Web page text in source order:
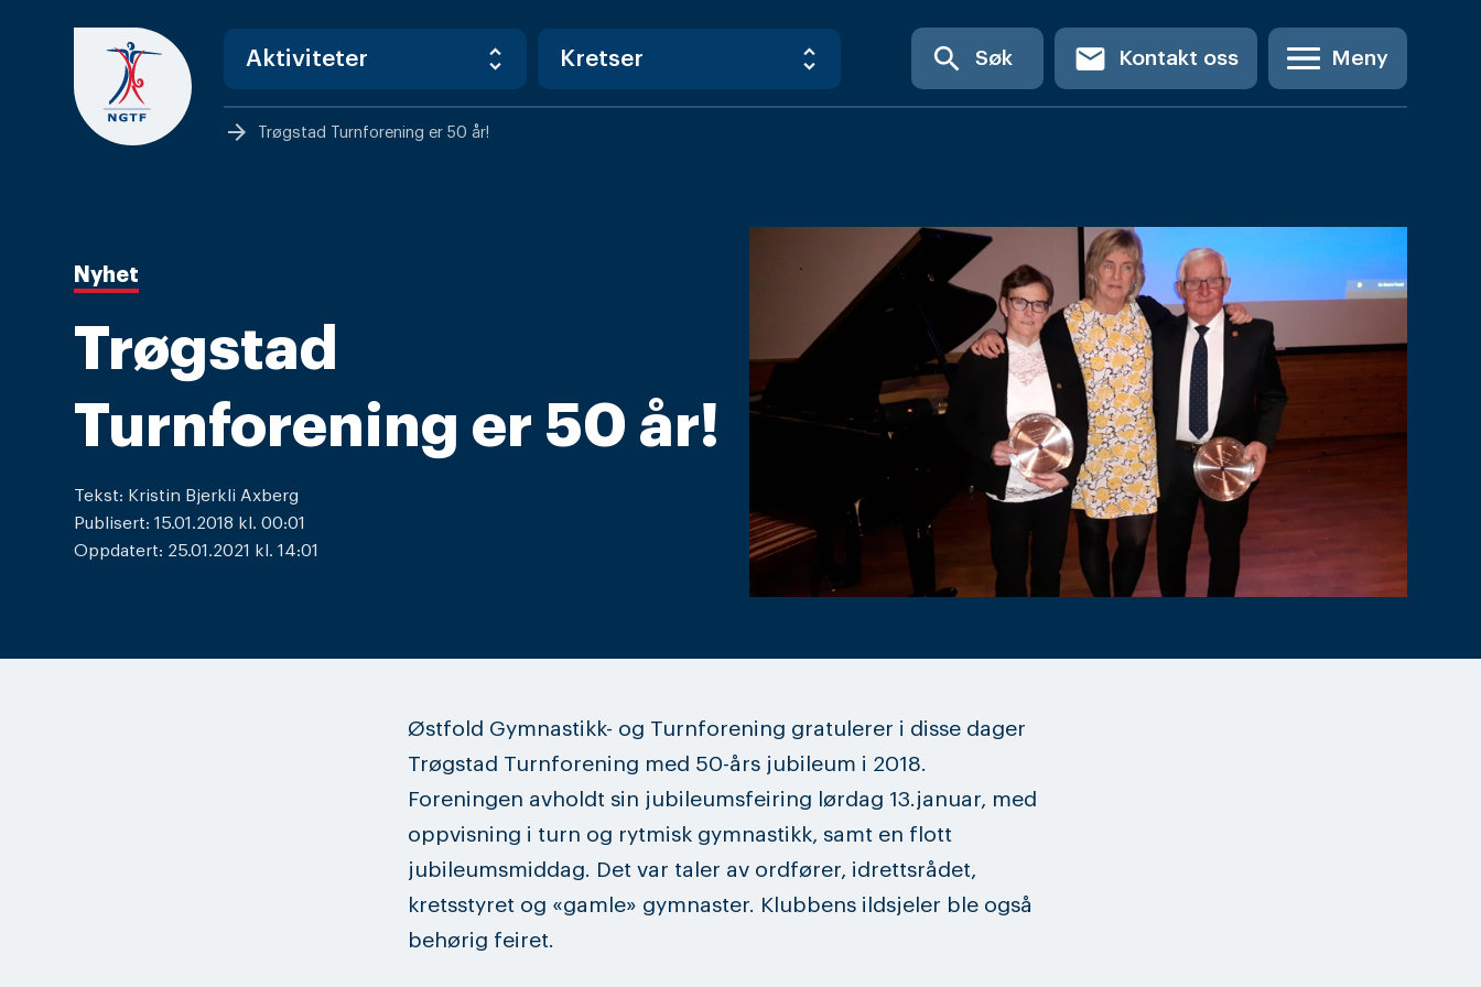
content
search Søk email Kontakt oss Meny
arrow_forward Trøgstad Turnforening er 50 år!
Nyhet
Trøgstad
Turnforening er 50 år!
Tekst: Kristin Bjerkli Axberg
Publisert: 15.01.2018 kl. 00:01
Oppdatert: 25.01.2021 kl. 14:01
Østfold Gymnastikk- og Turnforening gratulerer i disse dager
Trøgstad Turnforening med 50-års jubileum i 2018.
Foreningen avholdt sin jubileumsfeiring lørdag 13.januar, med
oppvisning i turn og rytmisk gymnastikk, samt en flott
jubileumsmiddag. Det var taler av ordfører, idrettsrådet,
kretsstyret og «gamle» gymnaster. Klubbens ildsjeler ble også
behørig feiret.